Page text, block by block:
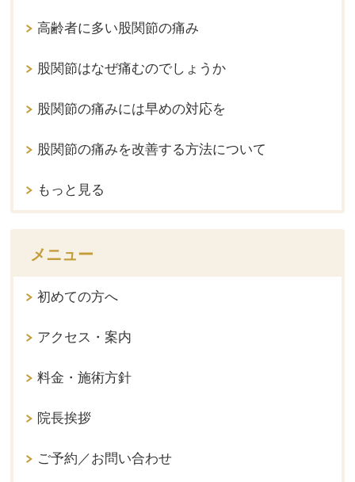
高齢者に多い股関節の痛み
股関節はなぜ痛むのでしょうか
股関節の痛みには早めの対応を
股関節の痛みを改善する方法について
もっと見る
メニュー
初めての方へ
アクセス・案内
料金・施術方針
院長挨拶
ご予約／お問い合わせ